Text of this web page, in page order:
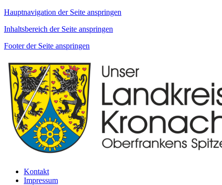
Hauptnavigation der Seite anspringen
Inhaltsbereich der Seite anspringen
Footer der Seite anspringen
Kontakt
Impressum